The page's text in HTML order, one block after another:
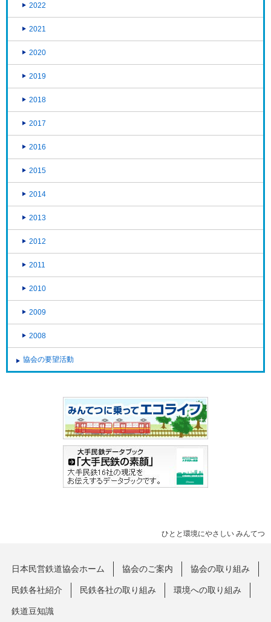
2022
2021
2020
2019
2018
2017
2016
2015
2014
2013
2012
2011
2010
2009
2008
協会の要望活動
ひとと環境にやさしい みんてつ
日本民営鉄道協会ホーム 協会のご案内 協会の取り組み
民鉄各社紹介 民鉄各社の取り組み 環境への取り組み
鉄道豆知識